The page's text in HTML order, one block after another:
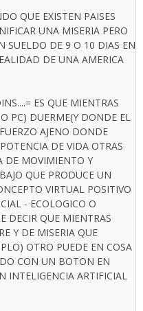
QUE EXISTEN PAISES
UNA MISERIA PERO
SUELDO DE 9 O 10 DIAS EN
DE UNA AMERICA
ES QUE MIENTRAS
PC) DUERME(Y DONDE EL
AJENO DONDE
DE VIDA OTRAS
DE MOVIMIENTO Y
QUE PRODUCE UN
VIRTUAL POSITIVO
- ECOLOGICO O
DECIR QUE MIENTRAS
Y DE MISERIA QUE
OTRO PUEDE EN COSA
CON UN BOTON EN
INTELIGENCIA ARTIFICIAL